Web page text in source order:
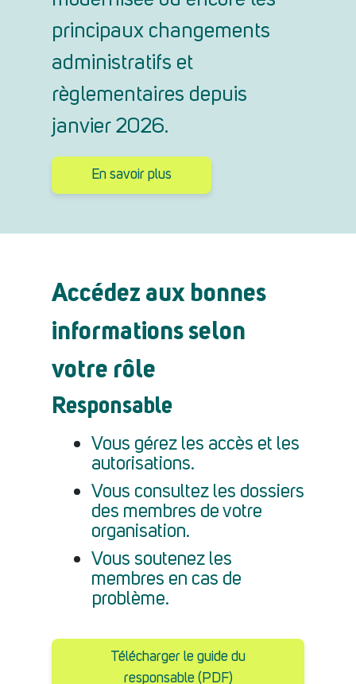
principaux changements
administratifs et
règlementaires depuis
janvier 2026.
En savoir plus
Accédez aux bonnes
informations selon
votre rôle
Responsable
Vous gérez les accès et les
autorisations.
Vous consultez les dossiers
des membres de votre
organisation.
Vous soutenez les
membres en cas de
problème.
Télécharger le guide du
responsable (PDF)